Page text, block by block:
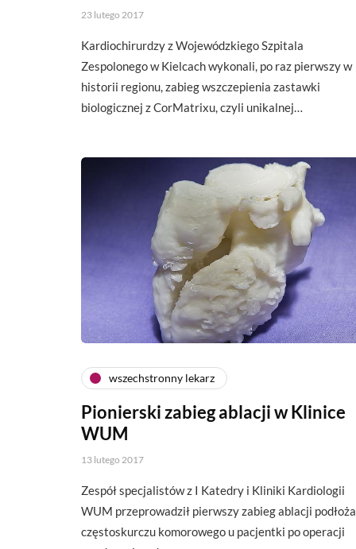
23 lutego 2017
Kardiochirurdzy z Wojewódzkiego Szpitala
Zespolonego w Kielcach wykonali, po raz pierwszy w
historii regionu, zabieg wszczepienia zastawki
biologicznej z CorMatrixu, czyli unikalnej…
wszechstronny lekarz
Pionierski zabieg ablacji w Klinice
WUM
13 lutego 2017
Zespół specjalistów z I Katedry i Kliniki Kardiologii
WUM przeprowadził pierwszy zabieg ablacji podłoża
częstoskurczu komorowego u pacjentki po operacji